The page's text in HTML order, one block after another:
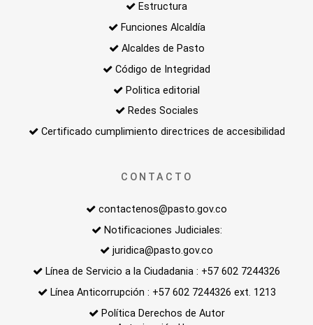
Estructura
Funciones Alcaldía
Alcaldes de Pasto
Código de Integridad
Politica editorial
Redes Sociales
Certificado cumplimiento directrices de accesibilidad
CONTACTO
contactenos@pasto.gov.co
Notificaciones Judiciales:
juridica@pasto.gov.co
Línea de Servicio a la Ciudadania : +57 602 7244326
Línea Anticorrupción : +57 602 7244326 ext. 1213
Política Derechos de Autor